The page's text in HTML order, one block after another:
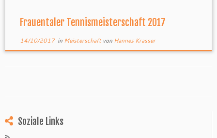
Frauentaler Tennismeisterschaft 2017
14/10/2017in Meisterschaft von Hannes Krasser
Soziale Links